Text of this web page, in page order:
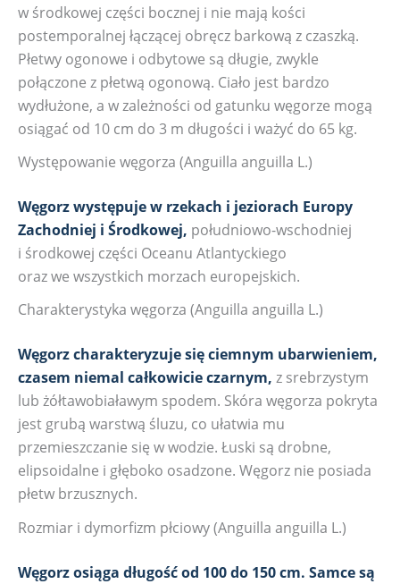
w środkowej części bocznej i nie mają kości
postemporalnej łączącej obręcz barkową z czaszką.
Płetwy ogonowe i odbytowe są długie, zwykle
połączone z płetwą ogonową. Ciało jest bardzo
wydłużone, a w zależności od gatunku węgorze mogą
osiągać od 10 cm do 3 m długości i ważyć do 65 kg.
Występowanie węgorza (Anguilla anguilla L.)
Węgorz występuje w rzekach i jeziorach Europy
Zachodniej i Środkowej, południowo-wschodniej
i środkowej części Oceanu Atlantyckiego
oraz we wszystkich morzach europejskich.
Charakterystyka węgorza (Anguilla anguilla L.)
Węgorz charakteryzuje się ciemnym ubarwieniem,
czasem niemal całkowicie czarnym, z srebrzystym
lub żółtawobiaławym spodem. Skóra węgorza pokryta
jest grubą warstwą śluzu, co ułatwia mu
przemieszczanie się w wodzie. Łuski są drobne,
elipsoidalne i głęboko osadzone. Węgorz nie posiada
płetw brzusznych.
Rozmiar i dymorfizm płciowy (Anguilla anguilla L.)
Węgorz osiąga długość od 100 do 150 cm. Samce są